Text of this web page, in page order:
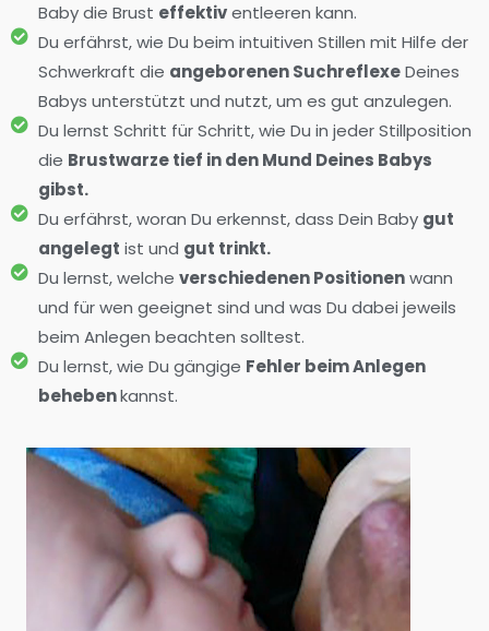
Baby die Brust effektiventleeren kann.
Du erfährst, wie Du beim intuitiven Stillen mit Hilfe der
Schwerkraft die angeborenen SuchreflexeDeines
Babys unterstützt und nutzt, um es gut anzulegen.
Du lernst Schritt für Schritt, wie Du in jeder Stillposition
die Brustwarze tief in den Mund Deines Babys
gibst.
Du erfährst, woran Du erkennst, dass Dein Baby gut
angelegt ist und gut trinkt.
Du lernst, welche verschiedenen Positionenwann
und für wen geeignet sind und was Du dabei jeweils
beim Anlegen beachten solltest.
Du lernst, wie Du gängige Fehler beim Anlegen
behebenkannst.